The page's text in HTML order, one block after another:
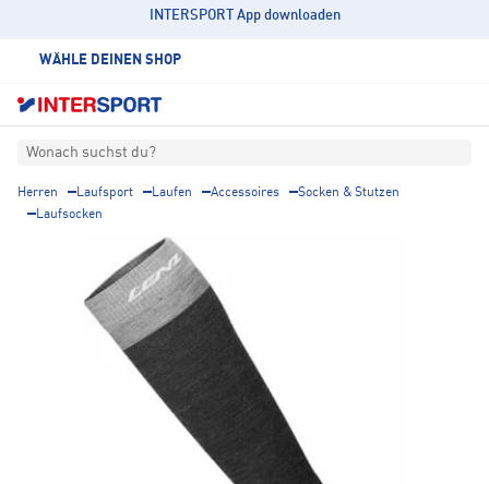
INTERSPORT App downloaden
WÄHLE DEINEN SHOP
Wonach suchst du?
Herren Laufsport Laufen Accessoires
Socken & Stutzen
Laufsocken